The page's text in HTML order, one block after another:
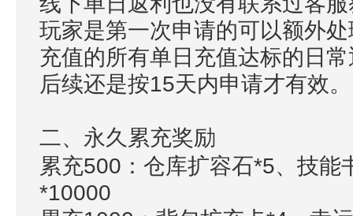
玩家是第一次申请的可以额外
充值的所有单日充值达标的日
后续还是按15天内申请才有效。
二、永久累充奖励
累充500：仓库扩容石*5、技能
*10000